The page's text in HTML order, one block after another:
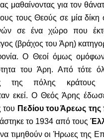
μαθαίνοντας για τον
τους Θεούς σε μία
σε ένα χώρο που
(βράχος του Άρη)
Ο Θεοί όμως
του Άρη. Από τότε
της πόλης
εκεί. Ο Θεός Άρης
του Πεδίου του Άρεως
το 1934 από τους
τιμηθούν οι Ήρωες της